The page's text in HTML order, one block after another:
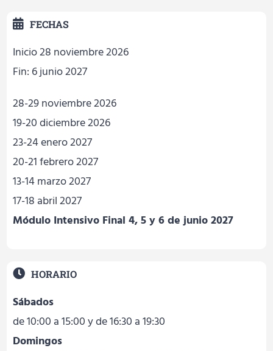
FECHAS
Inicio 28 noviembre 2026
Fin: 6 junio 2027
28-29 noviembre 2026
19-20 diciembre 2026
23-24 enero 2027
20-21 febrero 2027
13-14 marzo 2027
17-18 abril 2027
Módulo Intensivo Final 4, 5 y 6 de junio 2027
HORARIO
Sábados
de 10:00 a 15:00 y de 16:30 a 19:30
Domingos